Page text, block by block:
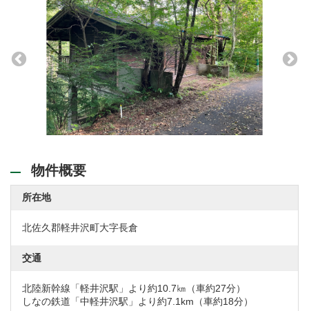
物件概要
所在地
北佐久郡軽井沢町大字長倉
交通
北陸新幹線「軽井沢駅」より約10.7㎞（車約27分）
しなの鉄道「中軽井沢駅」より約7.1km（車約18分）